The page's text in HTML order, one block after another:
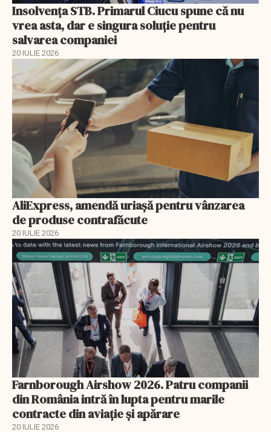
Insolvenţa STB. Primarul Ciucu spune că nu
vrea asta, dar e singura soluţie pentru
salvarea companiei
20 IULIE 2026
AliExpress, amendă uriaşă pentru vânzarea
de produse contrafăcute
20 IULIE 2026
Farnborough Airshow 2026. Patru companii
din România intră în lupta pentru marile
contracte din aviație și apărare
20 IULIE 2026